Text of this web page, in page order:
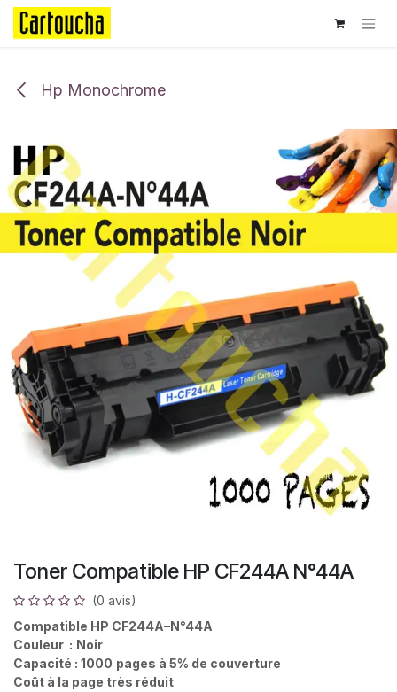
Se rendre au contenu
Hp Monochrome
Toner Compatible HP CF244A N°44A
(0 avis)
Compatible HP CF244A–N°44A
Couleur : Noir
Capacité : 1000 pages à 5% de couverture
Coût à la page très réduit